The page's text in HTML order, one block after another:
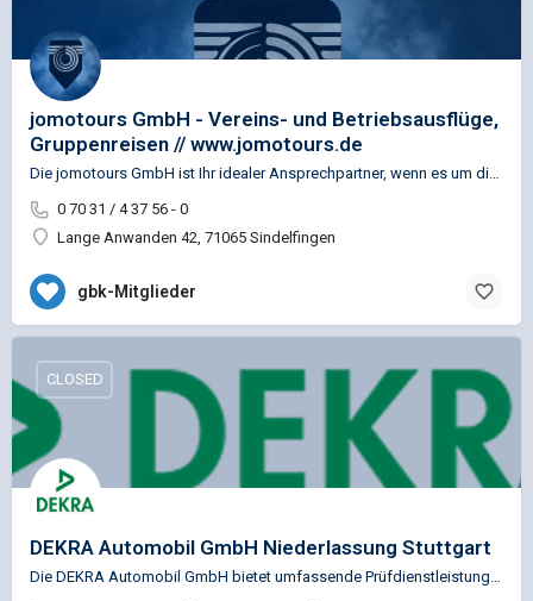
jomotours GmbH - Vereins- und Betriebsausflüge,
Gruppenreisen // www.jomotours.de
0 70 31 / 4 37 56 - 0
Lange Anwanden 42, 71065 Sindelfingen
gbk-Mitglieder
DEKRA Automobil GmbH Niederlassung Stuttgart
CLOSED